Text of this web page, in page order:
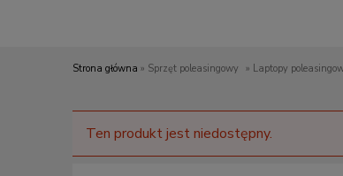
Strona główna » Sprzęt poleasingowy » Laptopy
Ten produkt jest niedostępny.